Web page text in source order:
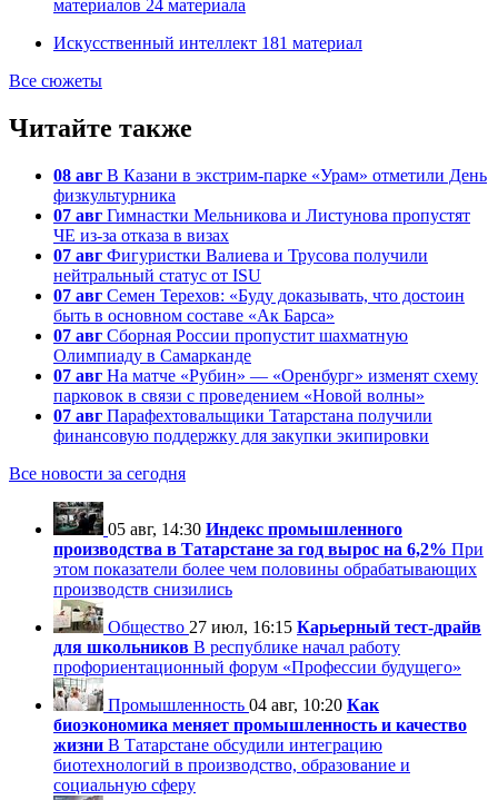
материалов 24 материала
Искусственный интеллект 181 материал
Все сюжеты
Читайте также
08 авг В Казани в экстрим-парке «Урам» отметили День
физкультурника
07 авг Гимнастки Мельникова и Листунова пропустят
ЧЕ из-за отказа в визах
07 авг Фигуристки Валиева и Трусова получили
нейтральный статус от ISU
07 авг Семен Терехов: «Буду доказывать, что достоин
быть в основном составе «Ак Барса»
07 авг Сборная России пропустит шахматную
Олимпиаду в Самарканде
07 авг На матче «Рубин» — «Оренбург» изменят схему
парковок в связи с проведением «Новой волны»
07 авг Парафехтовальщики Татарстана получили
финансовую поддержку для закупки экипировки
Все новости за сегодня
05 авг, 14:30 Индекс промышленного
производства в Татарстане за год вырос на 6,2% При
этом показатели более чем половины обрабатывающих
производств снизились
Общество 27 июл, 16:15 Карьерный тест-драйв
для школьников В республике начал работу
профориентационный форум «Профессии будущего»
Промышленность 04 авг, 10:20 Как
биоэкономика меняет промышленность и качество
жизни В Татарстане обсудили интеграцию
биотехнологий в производство, образование и
социальную сферу